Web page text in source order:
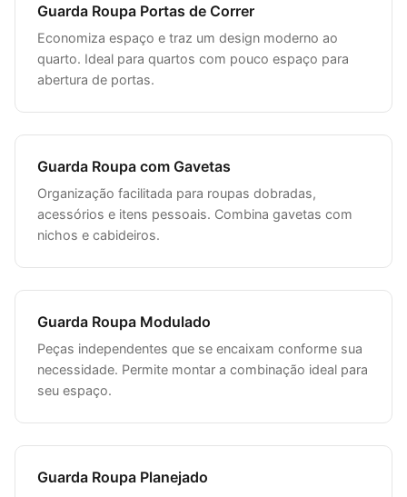
Guarda Roupa Portas de Correr
Economiza espaço e traz um design moderno ao
quarto. Ideal para quartos com pouco espaço para
abertura de portas.
Guarda Roupa com Gavetas
Organização facilitada para roupas dobradas,
acessórios e itens pessoais. Combina gavetas com
nichos e cabideiros.
Guarda Roupa Modulado
Peças independentes que se encaixam conforme sua
necessidade. Permite montar a combinação ideal para
seu espaço.
Guarda Roupa Planejado